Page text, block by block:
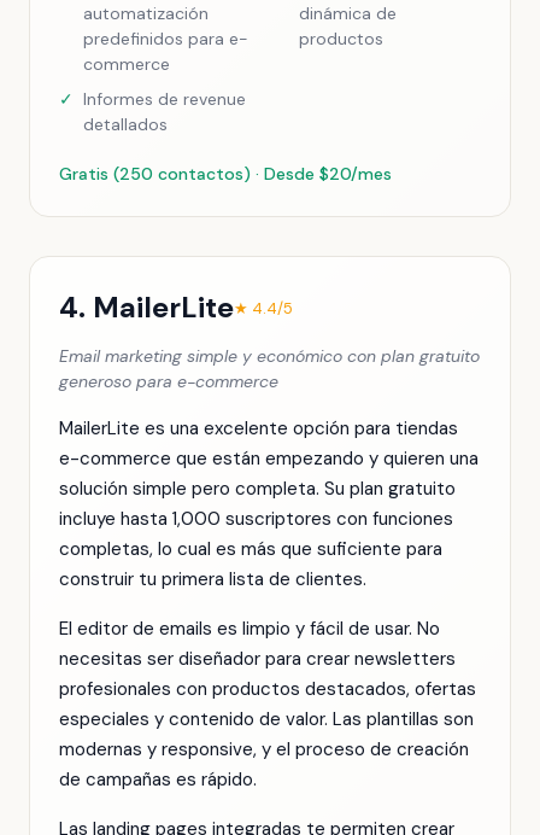
automatización
predefinidos para e-
commerce
dinámica de
productos
✓ Informes de revenue
detallados
Gratis (250 contactos) · Desde $20/mes
4. MailerLite★ 4.4/5
Email marketing simple y económico con plan gratuito
generoso para e-commerce
MailerLite es una excelente opción para tiendas
e-commerce que están empezando y quieren una
solución simple pero completa. Su plan gratuito
incluye hasta 1,000 suscriptores con funciones
completas, lo cual es más que suficiente para
construir tu primera lista de clientes.
El editor de emails es limpio y fácil de usar. No
necesitas ser diseñador para crear newsletters
profesionales con productos destacados, ofertas
especiales y contenido de valor. Las plantillas son
modernas y responsive, y el proceso de creación
de campañas es rápido.
Las landing pages integradas te permiten crear